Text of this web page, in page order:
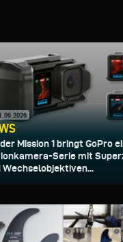
Mission 1 bringt GoPro
Serie mit
Wechselobjektiven...